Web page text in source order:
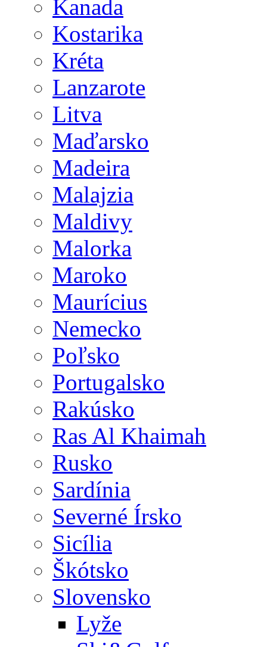
Kanada
Kostarika
Kréta
Lanzarote
Litva
Maďarsko
Madeira
Malajzia
Maldivy
Malorka
Maroko
Maurícius
Nemecko
Poľsko
Portugalsko
Rakúsko
Ras Al Khaimah
Rusko
Sardínia
Severné Írsko
Sicília
Škótsko
Slovensko
Lyže